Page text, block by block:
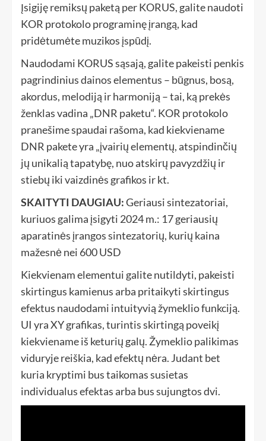
Įsigiję remiksų paketą per KORUS, galite naudoti
KOR protokolo programinę įrangą, kad
pridėtumėte muzikos įspūdį.
Naudodami KORUS sąsają, galite pakeisti penkis
pagrindinius dainos elementus – būgnus, bosą,
akordus, melodiją ir harmoniją – tai, ką prekės
ženklas vadina „DNR paketu“. KOR protokolo
pranešime spaudai rašoma, kad kiekviename
DNR pakete yra „įvairių elementų, atspindinčių
jų unikalią tapatybę, nuo atskirų pavyzdžių ir
stiebų iki vaizdinės grafikos ir kt.
SKAITYTI DAUGIAU:Geriausi sintezatoriai,
kuriuos galima įsigyti 2024 m.: 17 geriausių
aparatinės įrangos sintezatorių, kurių kaina
mažesnė nei 600 USD
Kiekvienam elementui galite nutildyti, pakeisti
skirtingus kamienus arba pritaikyti skirtingus
efektus naudodami intuityvią žymeklio funkciją.
UI yra XY grafikas, turintis skirtingą poveikį
kiekviename iš keturių galų. Žymeklio palikimas
viduryje reiškia, kad efektų nėra. Judant bet
kuria kryptimi bus taikomas susietas
individualus efektas arba bus sujungtos dvi.